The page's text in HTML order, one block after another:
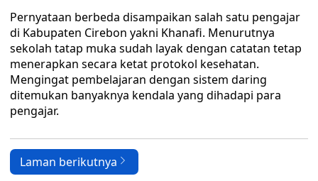
Pernyataan berbeda disampaikan salah satu pengajar
di Kabupaten Cirebon yakni Khanafi. Menurutnya
sekolah tatap muka sudah layak dengan catatan tetap
menerapkan secara ketat protokol kesehatan.
Mengingat pembelajaran dengan sistem daring
ditemukan banyaknya kendala yang dihadapi para
pengajar.
Laman berikutnya